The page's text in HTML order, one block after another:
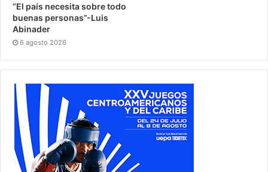
“El país necesita sobre todo
buenas personas”-Luis
Abinader
6 agosto 2026